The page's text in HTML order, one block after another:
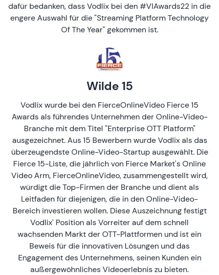
dafür bedanken, dass Vodlix bei den #VIAwards22 in die
engere Auswahl für die "Streaming Platform Technology
Of The Year" gekommen ist.
Wilde 15
Vodlix wurde bei den FierceOnlineVideo Fierce 15
Awards als führendes Unternehmen der Online-Video-
Branche mit dem Titel "Enterprise OTT Platform"
ausgezeichnet. Aus 15 Bewerbern wurde Vodlix als das
überzeugendste Online-Video-Startup ausgewählt. Die
Fierce 15-Liste, die jährlich von Fierce Market's Online
Video Arm, FierceOnlineVideo, zusammengestellt wird,
würdigt die Top-Firmen der Branche und dient als
Leitfaden für diejenigen, die in den Online-Video-
Bereich investieren wollen. Diese Auszeichnung festigt
Vodlix' Position als Vorreiter auf dem schnell
wachsenden Markt der OTT-Plattformen und ist ein
Beweis für die innovativen Lösungen und das
Engagement des Unternehmens, seinen Kunden ein
außergewöhnliches Videoerlebnis zu bieten.